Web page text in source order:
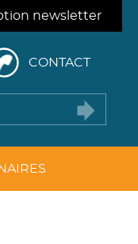
CONTACT
newsletter